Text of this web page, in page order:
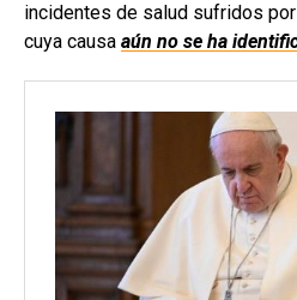
incidentes de salud sufridos
cuya causa aún no se ha